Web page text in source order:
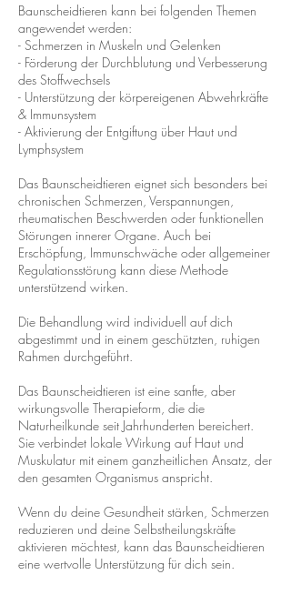
Baunscheidtieren kann bei folgenden Themen
angewendet werden:
- Schmerzen in Muskeln und Gelenken
- Förderung der Durchblutung und Verbesserung
des Stoffwechsels
- Unterstützung der körpereigenen Abwehrkräfte
& Immunsystem
- Aktivierung der Entgiftung über Haut und
Lymphsystem
Das Baunscheidtieren eignet sich besonders bei
chronischen Schmerzen, Verspannungen,
rheumatischen Beschwerden oder funktionellen
Störungen innerer Organe. Auch bei
Erschöpfung, Immunschwäche oder allgemeiner
Regulationsstörung kann diese Methode
unterstützend wirken.
Die Behandlung wird individuell auf dich
abgestimmt und in einem geschützten, ruhigen
Rahmen durchgeführt.
Das Baunscheidtieren ist eine sanfte, aber
wirkungsvolle Therapieform, die die
Naturheilkunde seit Jahrhunderten bereichert.
Sie verbindet lokale Wirkung auf Haut und
Muskulatur mit einem ganzheitlichen Ansatz, der
den gesamten Organismus anspricht.
Wenn du deine Gesundheit stärken, Schmerzen
reduzieren und deine Selbstheilungskräfte
aktivieren möchtest, kann das Baunscheidtieren
eine wertvolle Unterstützung für dich sein.